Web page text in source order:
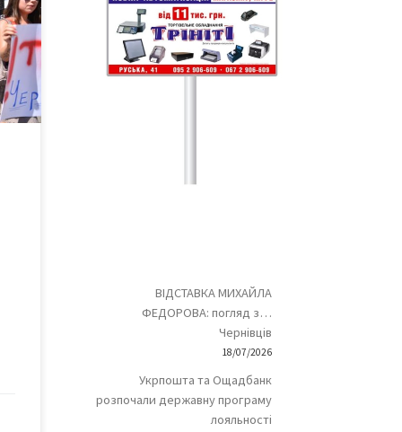
у
ВІДСТАВКА МИХАЙЛА
ФЕДОРОВА: погляд з…
Чернівців
18/07/2026
Укрпошта та Ощадбанк
розпочали державну програму
лояльності